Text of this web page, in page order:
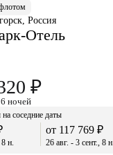
Россия
Отель
₽
6 ночей
соседние даты
н.
от 117 769 ₽
26 авг. - 3 сент., 8 н.